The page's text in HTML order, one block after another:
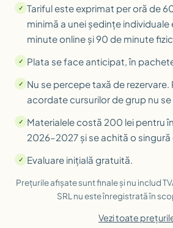
Tariful este exprimat per oră de
minimă a unei ședințe
minute online și 90 de minute fizic.
Plata se face anticipat, în
Nu se percepe taxă de rezervare.
acordate cursurilor de grup nu se
Materialele costă 200 lei pentru
2026–2027 și se achită o singură
Evaluare inițială gratuită.
Prețurile afișate sunt finale și nu includ
SRL nu este înregistrată în
Vezi toate